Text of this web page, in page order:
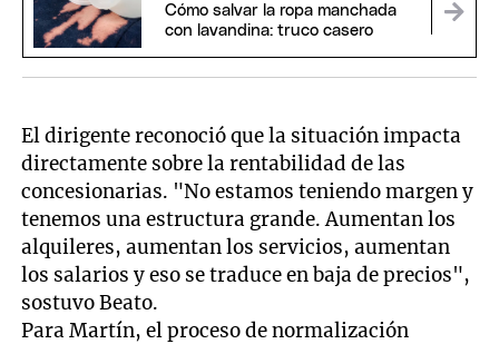
Cómo salvar la ropa manchada
con lavandina: truco casero
El dirigente reconoció que la situación impacta
directamente sobre la rentabilidad de las
concesionarias. "No estamos teniendo margen y
tenemos una estructura grande. Aumentan los
alquileres, aumentan los servicios, aumentan
los salarios y eso se traduce en baja de precios",
sostuvo Beato.
Para Martín, el proceso de normalización